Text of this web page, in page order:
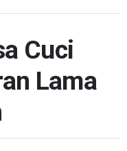
Cuci
Lama